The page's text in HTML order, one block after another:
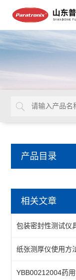
产品目录
油墨脱色试验机
空气含量测试仪
热粘试验仪
揉搓试验仪
相关文章
包装密封性测试仪
纸张测厚仪使用方
YBB00212004药